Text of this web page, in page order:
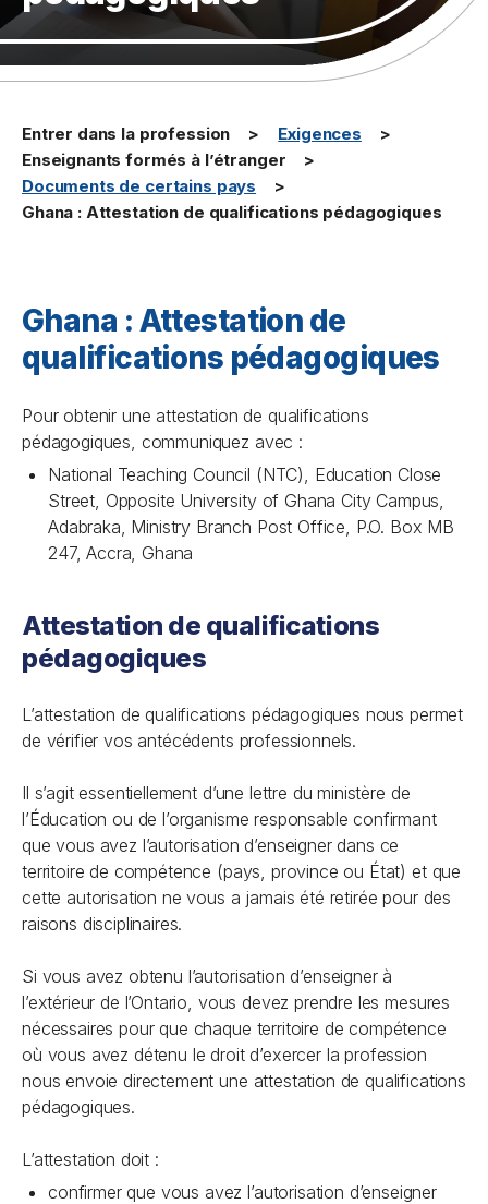
Entrer dans la profession
Exigences
Enseignants formés à l’étranger
Documents de certains pays
Ghana : Attestation de qualifications pédagogiques
Ghana : Attestation de
qualifications pédagogiques
Pour obtenir une attestation de qualifications
pédagogiques, communiquez avec :
National Teaching Council (NTC), Education Close
Street, Opposite University of Ghana City Campus,
Adabraka, Ministry Branch Post Office, P.O. Box MB
247, Accra, Ghana
Attestation de qualifications
pédagogiques
L’attestation de qualifications pédagogiques nous permet
de vérifier vos antécédents professionnels.
Il s’agit essentiellement d’une lettre du ministère de
l’Éducation ou de l’organisme responsable confirmant
que vous avez l’autorisation d’enseigner dans ce
territoire de compétence (pays, province ou État) et que
cette autorisation ne vous a jamais été retirée pour des
raisons disciplinaires.
Si vous avez obtenu l’autorisation d’enseigner à
l’extérieur de l’Ontario, vous devez prendre les mesures
nécessaires pour que chaque territoire de compétence
où vous avez détenu le droit d’exercer la profession
nous envoie directement une attestation de qualifications
pédagogiques.
L’attestation doit :
confirmer que vous avez l’autorisation d’enseigner